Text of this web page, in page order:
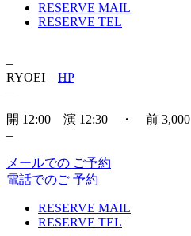
RESERVE MAIL
RESERVE TEL
–
RYOEI HP
–
開 12:00 演 12:30 ・ 前
–
メールでの ご予約
電話でのご 予約
RESERVE MAIL
RESERVE TEL